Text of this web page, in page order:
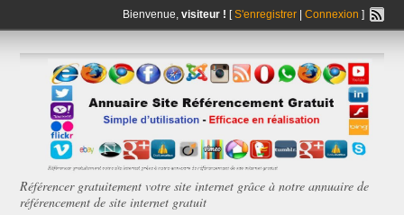
Bienvenue, visiteur ! [S'enregistrer| Connexion ]
Référencer gratuitement votre site internet grâce à notre annuaire de
référencement de site internet gratuit